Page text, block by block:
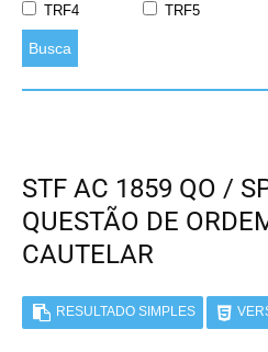
TRF4
TRF5
Busca
STF AC 1859 QO /
QUESTÃO DE
CAUTELAR
RESULTADO SIMPLES